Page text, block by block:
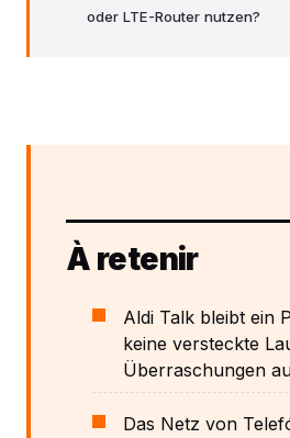
oder LTE-Router nutzen?
À retenir
Aldi Talk bleibt ein
keine versteckte
Überraschungen
Das Netz von